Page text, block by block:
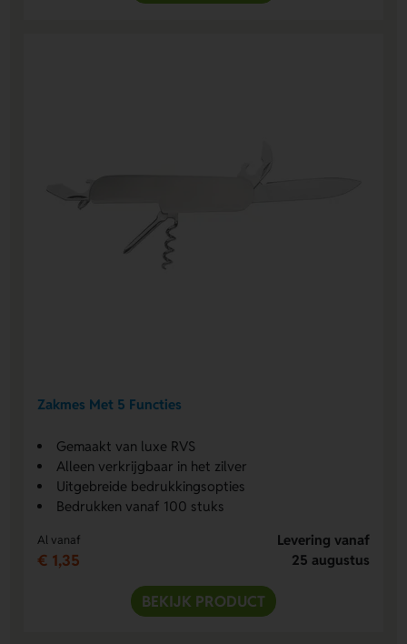
Zakmes Met 5 Functies
Gemaakt van luxe RVS
Alleen verkrijgbaar in het zilver
Uitgebreide bedrukkingsopties
Bedrukken vanaf 100 stuks
Al vanaf
€ 1,35
Levering vanaf
25 augustus
BEKIJK PRODUCT